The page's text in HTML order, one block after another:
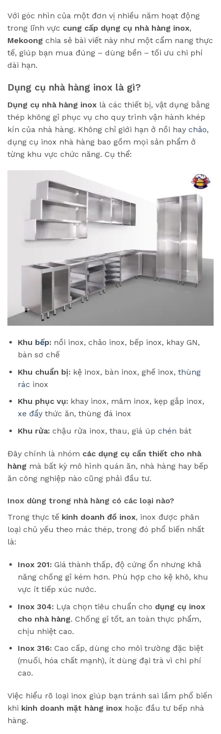
Với góc nhìn của một đơn vị nhiều năm hoạt động
trong lĩnh vực cung cấp dụng cụ nhà hàng inox,
Mekoong chia sẻ bài viết này như một cẩm nang thực
tế, giúp bạn mua đúng – dùng bền – tối ưu chi phí
dài hạn.
Dụng cụ nhà hàng inox là gì?
Dụng cụ nhà hàng inox là các thiết bị, vật dụng bằng
thép không gỉ phục vụ cho quy trình vận hành khép
kín của nhà hàng. Không chỉ giới hạn ở nồi hay chảo,
dụng cụ inox nhà hàng bao gồm mọi sản phẩm ở
từng khu vực chức năng. Cụ thể:
Khu bếp:nồi inox, chảo inox, bếp inox, khay GN,
bàn sơ chế
Khu chuẩn bị:kệ inox, bàn inox, ghế inox, thùng
rác inox
Khu phục vụ:khay inox, mâm inox, kẹp gắp inox,
xe đẩythức ăn, thùng đá inox
Khu rửa:chậu rửa inox, thau, giá úp chén bát
Đây chính là nhóm các dụng cụ cần thiết cho nhà
hàng mà bất kỳ mô hình quán ăn, nhà hàng hay bếp
ăn công nghiệp nào cũng phải đầu tư.
Inox dùng trong nhà hàng có các loại nào?
Trong thực tế kinh doanh đồ inox, inox được phân
loại chủ yếu theo mác thép, trong đó phổ biến nhất
là:
Inox 201:Giá thành thấp, độ cứng ổn nhưng khả
năng chống gỉ kém hơn. Phù hợp cho kệ khô, khu
vực ít tiếp xúc nước.
Inox 304: Lựa chọn tiêu chuẩn cho dụng cụ inox
cho nhà hàng. Chống gỉ tốt, an toàn thực phẩm,
chịu nhiệt cao.
Inox 316:Cao cấp, dùng cho môi trường đặc biệt
(muối, hóa chất mạnh), ít dùng đại trà vì chi phí
cao.
Việc hiểu rõ loại inox giúp bạn tránh sai lầm phổ biến
khi kinh doanh mặt hàng inox hoặc đầu tư bếp nhà
hàng.